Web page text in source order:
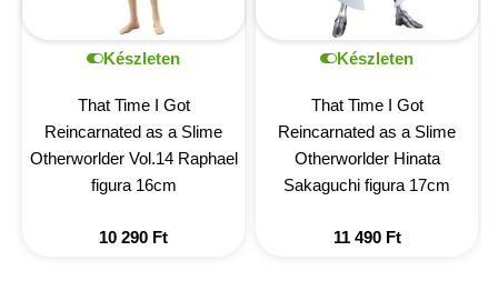
Készleten
That Time I Got
Reincarnated as a Slime
Otherworlder Vol.14 Raphael
figura 16cm
10 290 Ft
Készleten
That Time I Got
Reincarnated as a Slime
Otherworlder Hinata
Sakaguchi figura 17cm
11 490 Ft